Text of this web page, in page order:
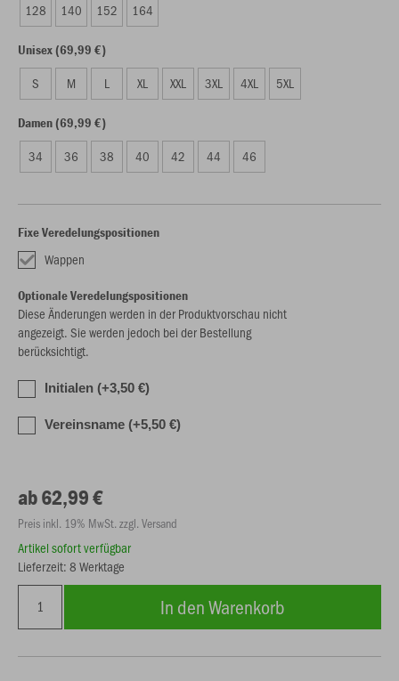
128 140 152 164
Unisex (69,99 €)
S M L XL XXL 3XL 4XL 5XL
Damen (69,99 €)
34 36 38 40 42 44 46
Fixe Veredelungspositionen
Wappen
Optionale Veredelungspositionen
Diese Änderungen werden in der Produktvorschau nicht
angezeigt. Sie werden jedoch bei der Bestellung
berücksichtigt.
Initialen (+3,50 €)
Vereinsname (+5,50 €)
ab 62,99 €
Preis inkl. 19% MwSt. zzgl. Versand
Artikel sofort verfügbar
Lieferzeit: 8 Werktage
In den Warenkorb